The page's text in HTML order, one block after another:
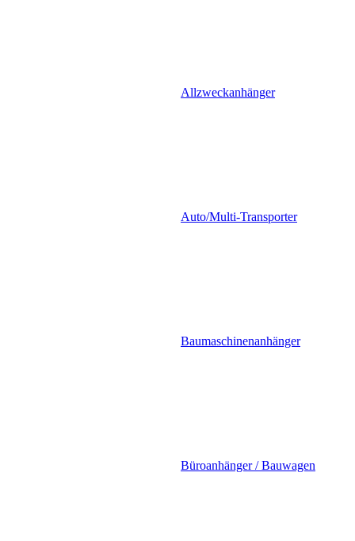
Allzweckanhänger
Auto/Multi-Transporter
Baumaschinenanhänger
Büroanhänger / Bauwagen